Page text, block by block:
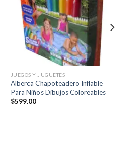
lista de
deseos
JUEGOS Y JUGUETES
Alberca Chapoteadero Inflable
Para Niños Dibujos Coloreables
$599.00